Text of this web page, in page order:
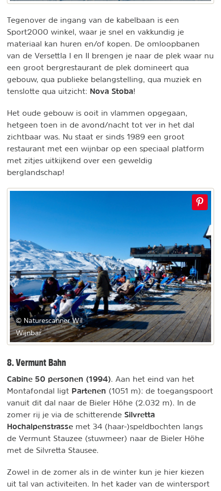
Tegenover de ingang van de kabelbaan is een
Sport2000 winkel, waar je snel en vakkundig je
materiaal kan huren en/of kopen. De omloopbanen
van de Versettla I en II brengen je naar de plek waar nu
een groot bergrestaurant de plek domineert qua
gebouw, qua publieke belangstelling, qua muziek en
tenslotte qua uitzicht: Nova Stoba!
Het oude gebouw is ooit in vlammen opgegaan,
hetgeen toen in de avond/nacht tot ver in het dal
zichtbaar was. Nu staat er sinds 1989 een groot
restaurant met een wijnbar op een speciaal platform
met zitjes uitkijkend over een geweldig
berglandschap!
© Naturescanner Wil
Wijnbar
8. Vermunt Bahn
Cabine 50 personen (1994) . Aan het eind van het
Montafondal ligt Partenen (1051 m): de toegangspoort
vanuit dit dal naar de Bieler Höhe (2.032 m). In de
zomer rij je via de schitterende Silvretta
Hochalpenstrasse met 34 (haar-)speldbochten langs
de Vermunt Stauzee (stuwmeer) naar de Bieler Höhe
met de Silvretta Stausee.
Zowel in de zomer als in de winter kun je hier kiezen
uit tal van activiteiten. In het kader van de wintersport